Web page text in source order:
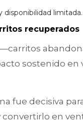
disponibilidad limitada.
recuperados
sostenido en
fue decisiva
en